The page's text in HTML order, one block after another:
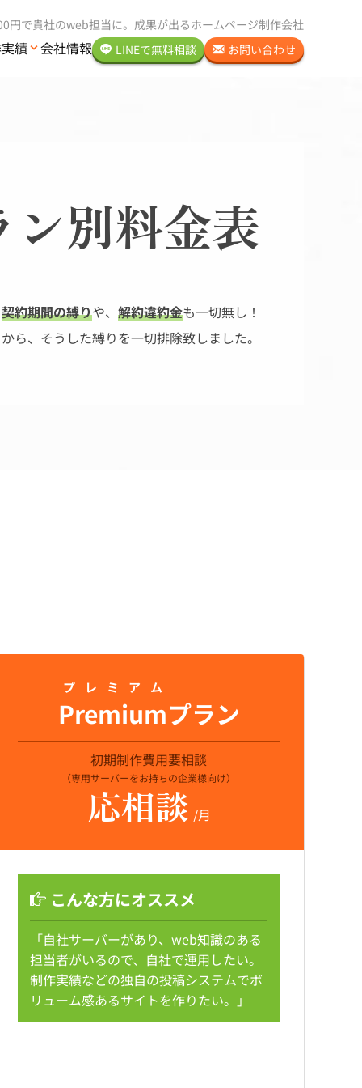
円で貴社のweb担当に。 成果が出るホームページ制作会社
績 会社情報 LINEで無料相談 お問い合わせ
ン別料金表
契約期間の縛りや、解約違約金も一切無し！
ら、そうした縛りを一切排除致しました。
Premium
プレミアム
プラン
初期制作費用要相談
（専用サーバーをお持ちの企業様向け）
応相談 /月
こんな方にオススメ
「自社サーバーがあり、web知識のある
担当者がいるので、自社で運用したい。
制作実績などの独自の投稿システムでボ
リューム感あるサイトを作りたい。」